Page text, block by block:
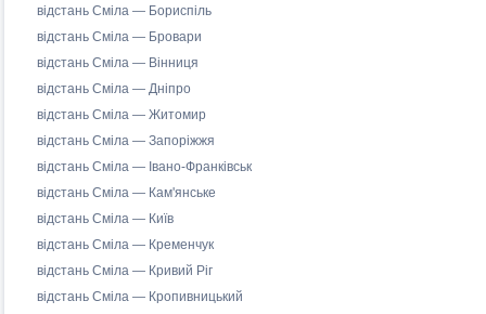
відстань Сміла — Бориспіль
відстань Сміла — Бровари
відстань Сміла — Вінниця
відстань Сміла — Дніпро
відстань Сміла — Житомир
відстань Сміла — Запоріжжя
відстань Сміла — Івано-Франківськ
відстань Сміла — Кам'янське
відстань Сміла — Київ
відстань Сміла — Кременчук
відстань Сміла — Кривий Ріг
відстань Сміла — Кропивницький